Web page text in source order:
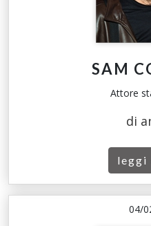
SAM
Attore
di
leggi
04/